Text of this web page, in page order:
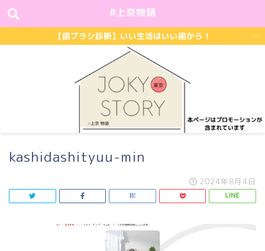
#上京物語
【歯ブラシ診断】いい生活はいい歯から！
kashidashityuu-min
2024年8月4日